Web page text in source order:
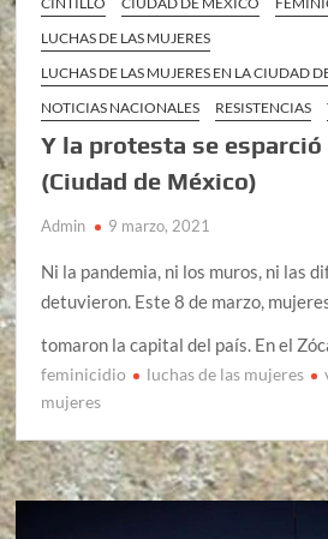
LUCHAS DE LAS MUJERES
LUCHAS DE LAS MUJERES EN LA CIUDAD
NOTICIAS NACIONALES
RESISTENCIAS
Y la protesta se
(Ciudad de México)
Admin 9 marzo, 2021
Ni la pandemia, ni los muros, ni las
detuvieron. Este 8 de marzo,
tomaron la capital del país. En el
feminicidio luchas de las mujeres
mujeres